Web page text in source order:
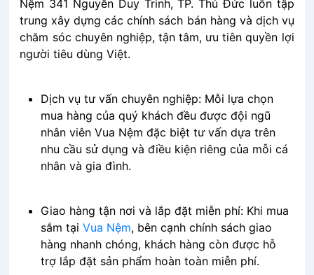
Nệm 341 Nguyễn Duy Trinh, TP. Thủ Đức luôn tập
trung xây dựng các chính sách bán hàng và dịch vụ
chăm sóc chuyên nghiệp, tận tâm, ưu tiên quyền lợi
người tiêu dùng Việt.
Dịch vụ tư vấn chuyên nghiệp: Mỗi lựa chọn
mua hàng của quý khách đều được đội ngũ
nhân viên Vua Nệm đặc biệt tư vấn dựa trên
nhu cầu sử dụng và điều kiện riêng của mỗi cá
nhân và gia đình.
Giao hàng tận nơi và lắp đặt miễn phí: Khi mua
sắm tạiVua Nệm, bên cạnh chính sách giao
hàng nhanh chóng, khách hàng còn được hỗ
trợ lắp đặt sản phẩm hoàn toàn miễn phí.